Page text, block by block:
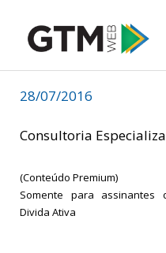
28/07/2016
Consultoria
(Conteúdo Premium)
Somente para assinantes
Divida Ativa